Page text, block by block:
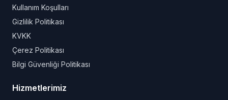
Kullanım Koşulları
Gizlilik Politikası
KVKK
Çerez Politikası
Bilgi Güvenliği Politikası
Hizmetlerimiz